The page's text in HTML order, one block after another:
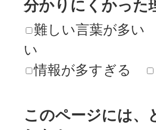
分かりにくかった
難しい言葉が多い
い
情報が多すぎる
このページには、